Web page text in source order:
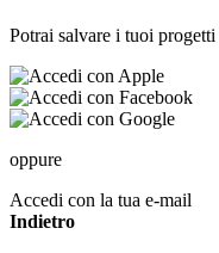
Potrai salvare i tuoi
oppure
Accedi con la tua e-mail
Indietro